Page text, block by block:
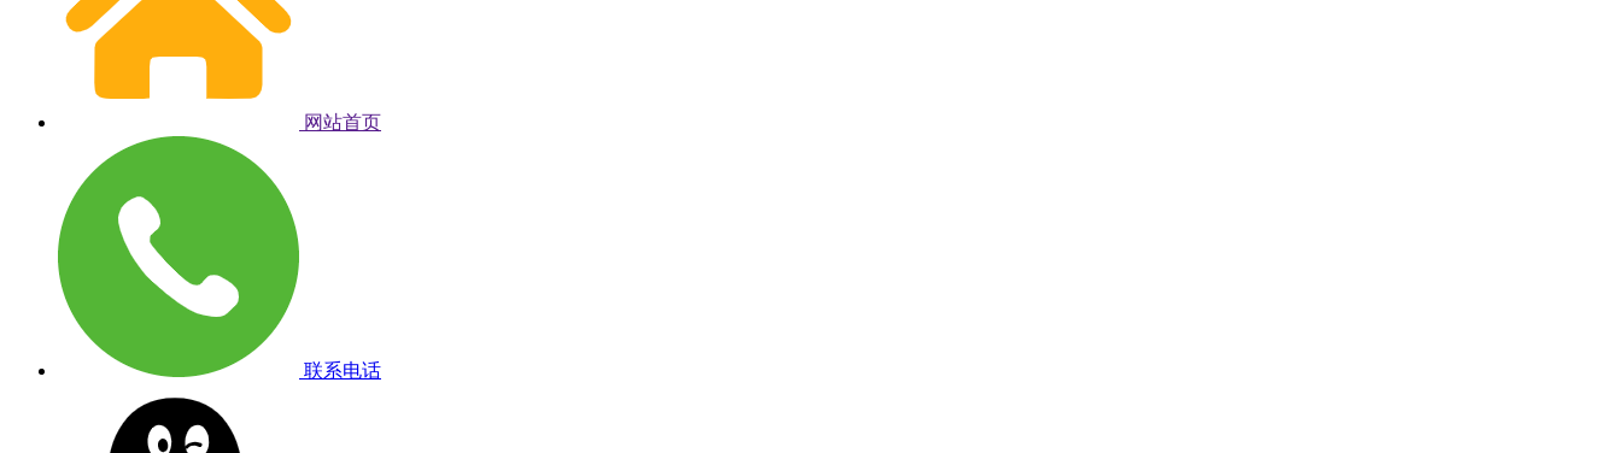
网站首页
联系电话